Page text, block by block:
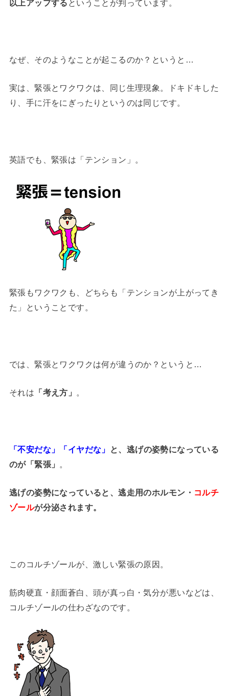
以上アップする ということが判っています。
なぜ、そのようなことが起こるのか？というと…
実は、緊張とワクワクは、同じ生理現象。ドキドキした
り、手に汗をにぎったりというのは同じです。
英語でも、緊張は「テンション」。
緊張もワクワクも、どちらも「テンションが上がってき
た」ということです。
では、緊張とワクワクは何が違うのか？というと…
それは 「考え方」 。
「不安だな」「イヤだな」
と、逃げの姿勢になっている
のが「緊張」 。
逃げの姿勢になっていると、逃走用のホルモン・ コルチ
ゾールが分泌されます。
このコルチゾールが、激しい緊張の原因。
筋肉硬直・顔面蒼白、頭が真っ白・気分が悪いなどは、
コルチゾールの仕わざなのです。